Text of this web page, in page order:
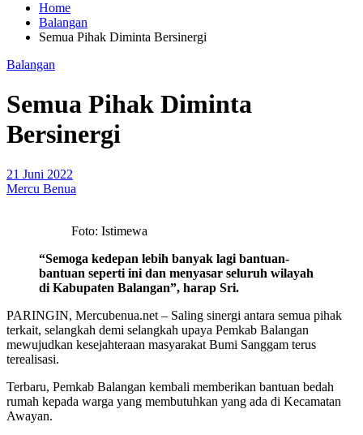
Home
Balangan
Semua Pihak Diminta Bersinergi
Balangan
Semua Pihak Diminta
Bersinergi
21 Juni 2022
Mercu Benua
Foto: Istimewa
“Semoga kedepan lebih banyak lagi bantuan-
bantuan seperti ini dan menyasar seluruh wilayah
di Kabupaten Balangan”, harap Sri.
PARINGIN, Mercubenua.net – Saling sinergi antara semua pihak
terkait, selangkah demi selangkah upaya Pemkab Balangan
mewujudkan kesejahteraan masyarakat Bumi Sanggam terus
terealisasi.
Terbaru, Pemkab Balangan kembali memberikan bantuan bedah
rumah kepada warga yang membutuhkan yang ada di Kecamatan
Awayan.